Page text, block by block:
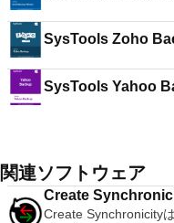
SysTools Zoho
SysTools Yahoo
関連ソフトウェア
Create
Create Synchronicity